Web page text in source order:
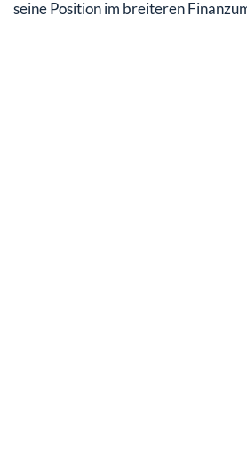
seine Position im breiteren